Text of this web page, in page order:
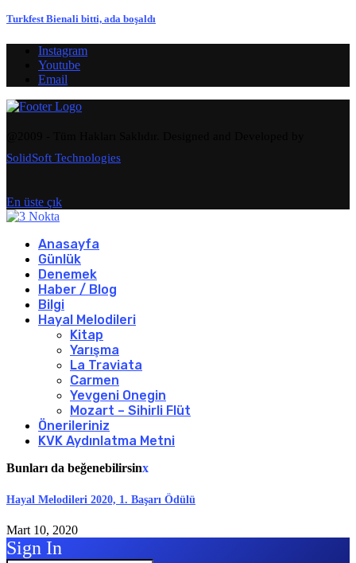
Turkfest Bienali bitti, ada boşaldı
Instagram
Youtube
Email
SolidSoft Technologies
En üste çık
Anasayfa
Günlük
Denemek
Haber / Blog
Bilgi
Hayal Melodileri
Kitap
Yarışma
La Traviata
Carmen
Yevgeni Onegin
Mozart – Sihirli Flüt
Önerileriniz
KVK Aydınlatma Metni
Bunları da beğenebilirsinx
Hayal Melodileri 2020, 1. Başarı Ödülü
Mart 10, 2020
Sign In